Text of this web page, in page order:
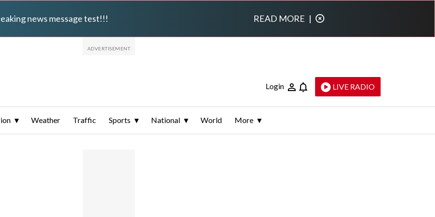
news message test!!! READ MORE |
Login LIVE RADIO
Weather Traffic Sports National World More